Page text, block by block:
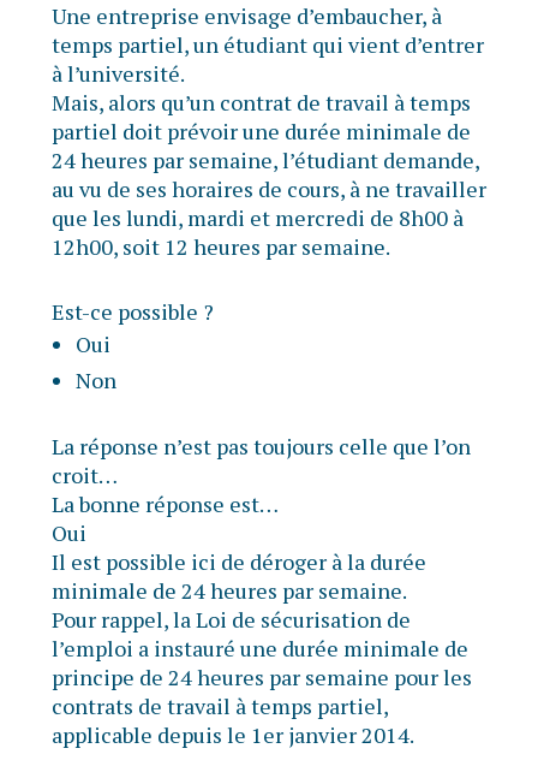
Une entreprise envisage d’embaucher, à
temps partiel, un étudiant qui vient d’entrer
à l’université.
Mais, alors qu’un contrat de travail à temps
partiel doit prévoir une durée minimale de
24 heures par semaine, l’étudiant demande,
au vu de ses horaires de cours, à ne travailler
que les lundi, mardi et mercredi de 8h00 à
12h00, soit 12 heures par semaine.
Est-ce possible ?
Oui
Non
La réponse n’est pas toujours celle que l’on
croit…
La bonne réponse est…
Oui
Il est possible ici de déroger à la durée
minimale de 24 heures par semaine.
Pour rappel, la Loi de sécurisation de
l’emploi a instauré une durée minimale de
principe de 24 heures par semaine pour les
contrats de travail à temps partiel,
applicable depuis le 1er janvier 2014.